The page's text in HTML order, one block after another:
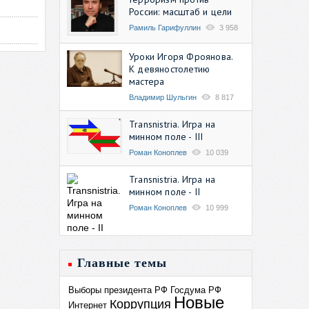
России: масштаб и цели
Рамиль Гарифуллин 3 958
Уроки Игоря Фроянова.
К девяностолетию
мастера
Владимир Шульгин 8 817
Transnistria. Игра на
минном поле - III
Роман Коноплев 10 039
Transnistria. Игра на
минном поле - II
Роман Коноплев 10 999
Главные темы
Выборы президента РФ Госдума РФ
Интернет Коррупция Новые